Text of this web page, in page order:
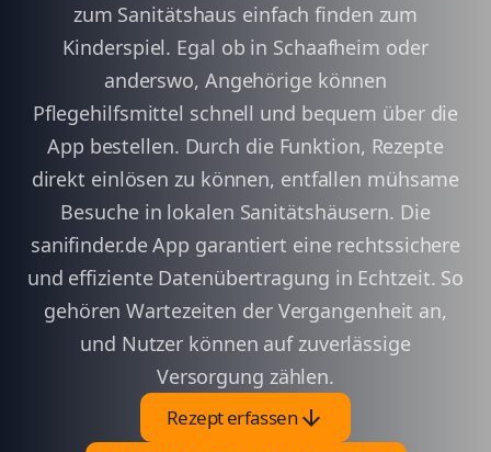
zum Sanitätshaus einfach finden zum
Kinderspiel. Egal ob in Schaafheim oder
anderswo, Angehörige können
Pflegehilfsmittel schnell und bequem über die
App bestellen. Durch die Funktion, Rezepte
direkt einlösen zu können, entfallen mühsame
Besuche in lokalen Sanitätshäusern. Die
sanifinder.de App garantiert eine rechtssichere
und effiziente Datenübertragung in Echtzeit. So
gehören Wartezeiten der Vergangenheit an,
und Nutzer können auf zuverlässige
Versorgung zählen.
Rezept erfassenarrow_downward